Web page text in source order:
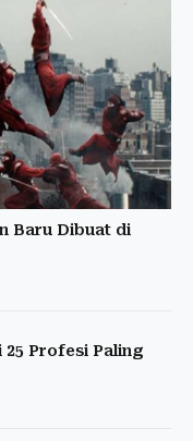
Baru Dibuat di
Profesi Paling